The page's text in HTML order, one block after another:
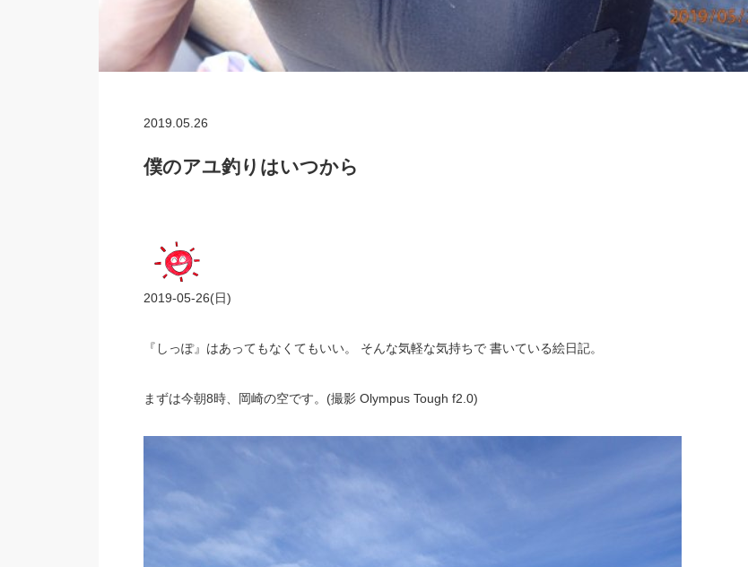
2019.05.26
僕のアユ釣りはいつから
2019-05-26(日)
『しっぽ』はあってもなくてもいい。 そんな気軽な気持ちで 書いている絵日記。
まずは今朝8時、岡崎の空です。(撮影 Olympus Tough f2.0)